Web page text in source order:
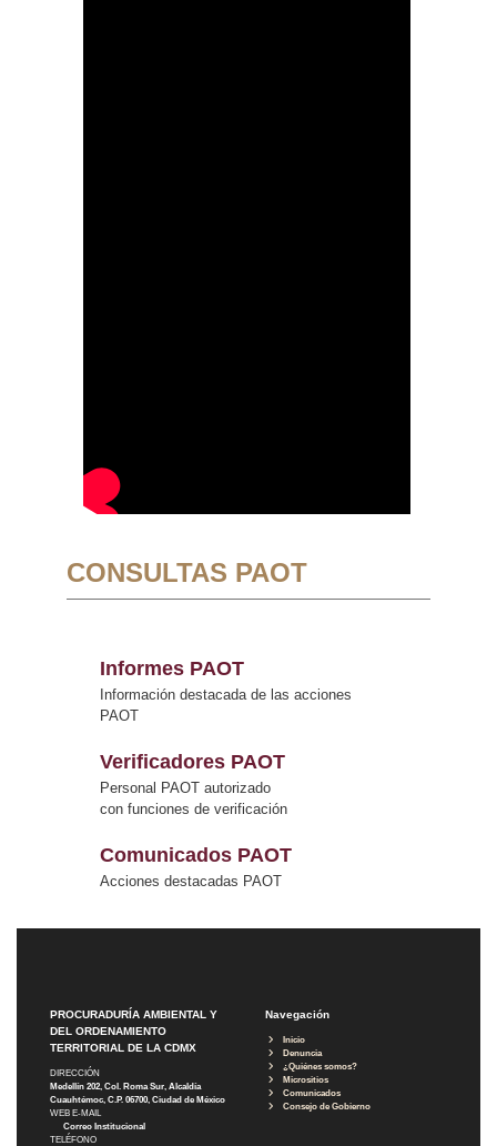
CONSULTAS PAOT
Informes PAOT
Información destacada de las acciones
PAOT
Verificadores PAOT
Personal PAOT autorizado
con funciones de verificación
Comunicados PAOT
Acciones destacadas PAOT
PROCURADURÍA AMBIENTAL Y
DEL ORDENAMIENTO
TERRITORIAL DE LA CDMX
DIRECCIÓN
Medellín 202, Col. Roma Sur, Alcaldía
Cuauhtémoc, C.P. 06700, Ciudad de México
WEB E-MAIL
Correo Institucional
TELÉFONO
Navegación
Inicio
Denuncia
¿Quiénes somos?
Micrositios
Comunicados
Consejo de Gobierno